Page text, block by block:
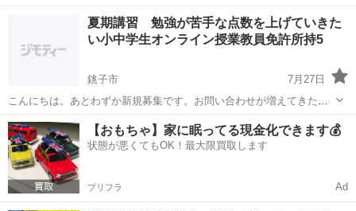
ないで一緒に頑張っていきましょう！勉強が苦手な小中学生を大募
集。オンラインなので全国可能です。 やり方 zoom 教科 5教科 教
員免許所持 対象 勉強が苦...
銚子市 家庭教師 算数
夏期講習 勉強が苦手な点数を上げていきた
い小中学生オンライン授業教員免許所持5
銚子市
7月27日
こんにちは。あとわずか新規募集です。お問い合わせが増えてきたの
でお早めにご連絡下さい。 単発でも大丈夫です。勉強が苦手な小中学
生のみなさんを大募集。オンライン家庭教師なので全国授業可能で
す。今担当している生徒はみなさん点数...
千葉 銚子市 家庭教師 算数
【おもちゃ】家に眠ってる現金化できます💰
状態が悪くてもOK！最大限買取します
プリフラ Ad